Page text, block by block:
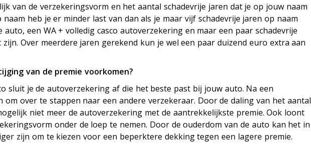
van de verzekeringsvorm en het aantal schadevrije jaren dat je op jouw naam
heb je er minder last van dan als je maar vijf schadevrije jaren op naam
een WA + volledig casco autoverzekering en maar een paar schadevrije
Over meerdere jaren gerekend kun je wel een paar duizend euro extra aan
van de premie voorkomen?
sluit je de autoverzekering af die het beste past bij jouw auto. Na een
om over te stappen naar een andere verzekeraar. Door de daling van het aantal
niet meer de autoverzekering met de aantrekkelijkste premie. Ook loont
onder de loep te nemen. Door de ouderdom van de auto kan het in
zijn om te kiezen voor een beperktere dekking tegen een lagere premie.